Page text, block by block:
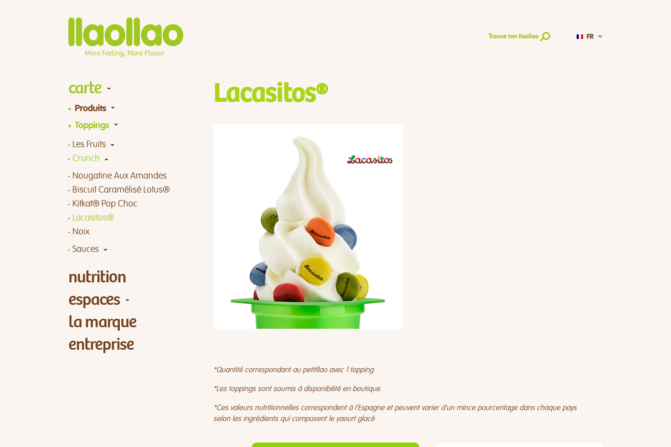
Trouve ton llaollao FR
carte
Produits
Toppings
Les Fruits
Crunch
Nougatine Aux Amandes
Biscuit Caramélisé Lotus®
Kitkat® Pop Choc
Lacasitos®
Noix
Sauces
nutrition
espaces
la marque
entreprise
Lacasitos®
*Quantité correspondant au petitllao avec 1 topping
*Les toppings sont soumis à disponibilité en boutique.
*Ces valeurs nutritionnelles correspondent à l'Espagne et peuvent varier d'un mince pourcentage dans chaque pays
selon les ingrédients qui composent le yaourt glacé